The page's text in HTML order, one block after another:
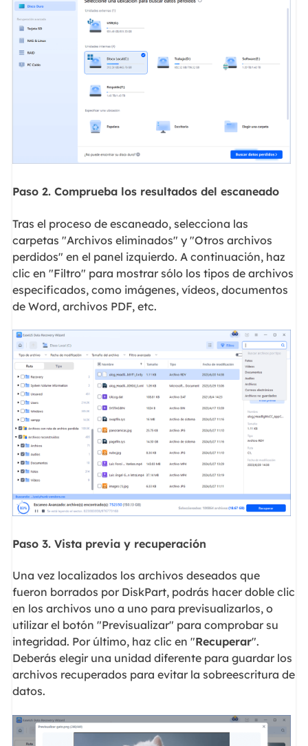
Paso 2. Comprueba los resultados del escaneado
Tras el proceso de escaneado, selecciona las
carpetas "Archivos eliminados" y "Otros archivos
perdidos" en el panel izquierdo. A continuación, haz
clic en "Filtro" para mostrar sólo los tipos de archivos
especificados, como imágenes, vídeos, documentos
de Word, archivos PDF, etc.
Paso 3. Vista previa y recuperación
Una vez localizados los archivos deseados que
fueron borrados por DiskPart, podrás hacer doble clic
en los archivos uno a uno para previsualizarlos, o
utilizar el botón "Previsualizar" para comprobar su
integridad. Por último, haz clic en "Recuperar".
Deberás elegir una unidad diferente para guardar los
archivos recuperados para evitar la sobreescritura de
datos.